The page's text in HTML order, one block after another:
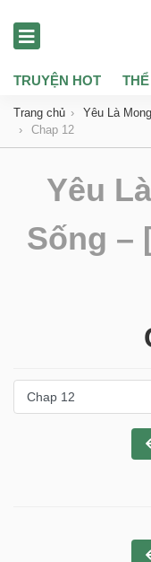
TRUYỆN HOT
Trang chủ
Yêu Là
Chap 12
Yêu
Sống –